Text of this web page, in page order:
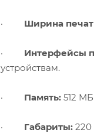
· Ширина
· Интерфейсы
устройствам.
· Память: 512
· Габариты: 220